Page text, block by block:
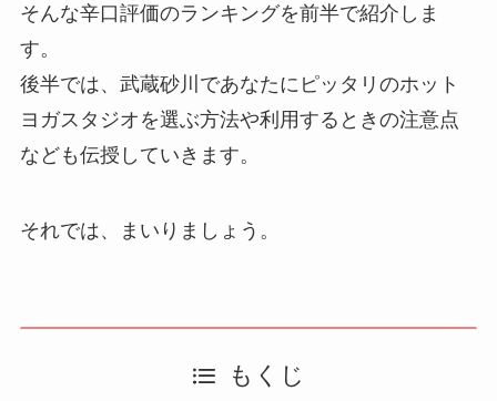
そんな辛口評価のランキングを前半で紹介しま
す。
後半では、武蔵砂川であなたにピッタリのホット
ヨガスタジオを選ぶ方法や利用するときの注意点
なども伝授していきます。
それでは、まいりましょう。
もくじ